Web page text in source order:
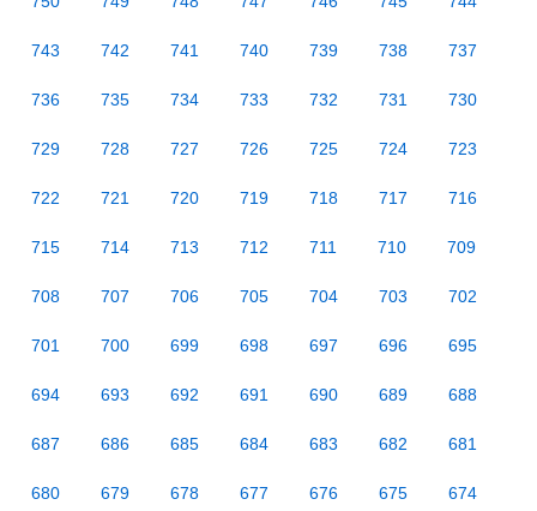
743 742 741 740 739 738 737
736 735 734 733 732 731 730
729 728 727 726 725 724 723
722 721 720 719 718 717 716
715 714 713 712 711 710 709
708 707 706 705 704 703 702
701 700 699 698 697 696 695
694 693 692 691 690 689 688
687 686 685 684 683 682 681
680 679 678 677 676 675 674